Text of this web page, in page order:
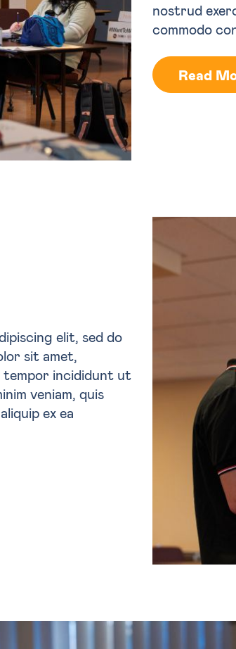
nostrud
commodo
Read
elit, sed do
sit amet,
tempor incididunt ut
veniam, quis
ex ea